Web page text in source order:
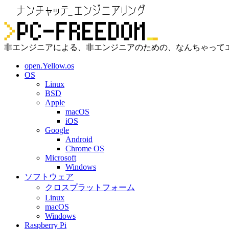
非エンジニアによる、非エンジニアのための、なんちゃって
open.Yellow.os
OS
Linux
BSD
Apple
macOS
iOS
Google
Android
Chrome OS
Microsoft
Windows
ソフトウェア
クロスプラットフォーム
Linux
macOS
Windows
Raspberry Pi